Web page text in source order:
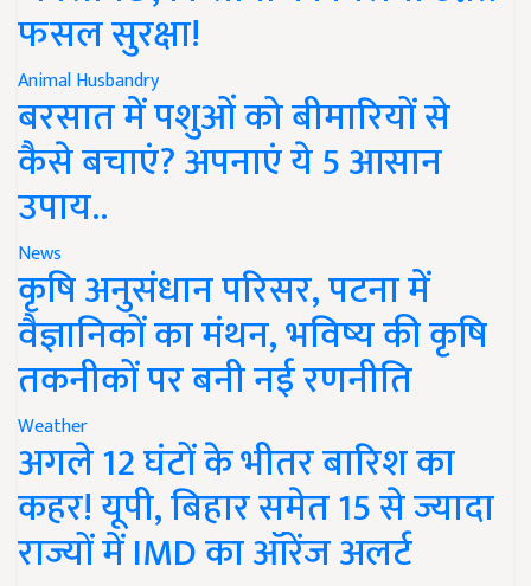
फसल सुरक्षा!
Animal Husbandry
बरसात में पशुओं को बीमारियों से
कैसे बचाएं? अपनाएं ये 5 आसान
उपाय..
News
कृषि अनुसंधान परिसर, पटना में
वैज्ञानिकों का मंथन, भविष्य की कृषि
तकनीकों पर बनी नई रणनीति
Weather
अगले 12 घंटों के भीतर बारिश का
कहर! यूपी, बिहार समेत 15 से ज्यादा
राज्यों में IMD का ऑरेंज अलर्ट